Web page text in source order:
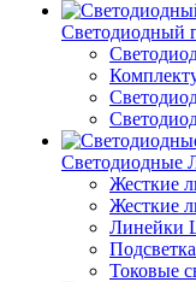
Светодиодный
Светодиодные
Жесткие
Жесткие
Линейки
Токовые